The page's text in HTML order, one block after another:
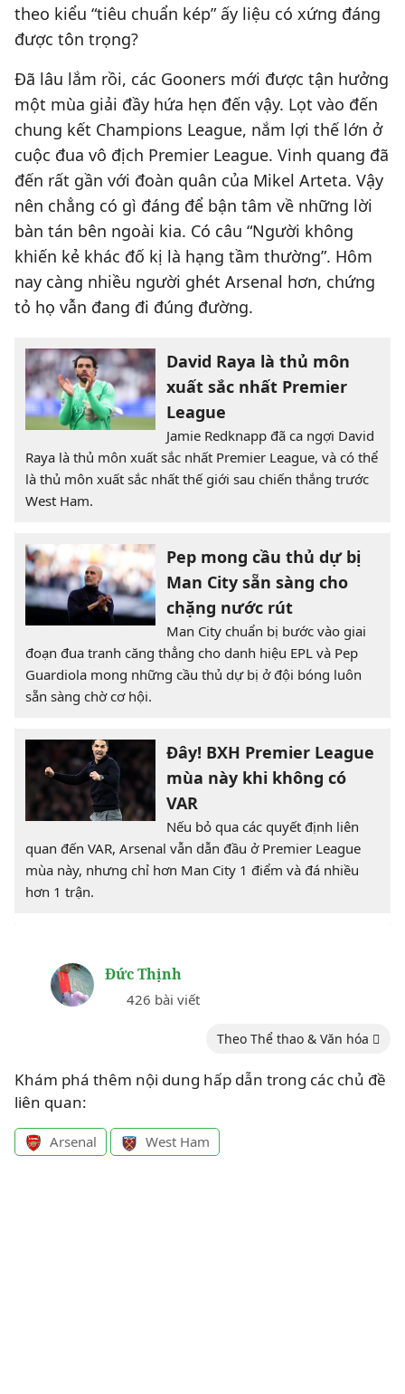
theo kiểu “tiêu chuẩn kép” ấy liệu có xứng đáng
được tôn trọng?
Đã lâu lắm rồi, các Gooners mới được tận hưởng
một mùa giải đầy hứa hẹn đến vậy. Lọt vào đến
chung kết Champions League, nắm lợi thế lớn ở
cuộc đua vô địch Premier League. Vinh quang đã
đến rất gần với đoàn quân của Mikel Arteta. Vậy
nên chẳng có gì đáng để bận tâm về những lời
bàn tán bên ngoài kia. Có câu “Người không
khiến kẻ khác đố kị là hạng tầm thường”. Hôm
nay càng nhiều người ghét Arsenal hơn, chứng
tỏ họ vẫn đang đi đúng đường.
David Raya là thủ môn
xuất sắc nhất Premier
League
Jamie Redknapp đã ca ngợi David
Raya là thủ môn xuất sắc nhất Premier League, và có thể
là thủ môn xuất sắc nhất thế giới sau chiến thắng trước
West Ham.
Pep mong cầu thủ dự bị
Man City sẵn sàng cho
chặng nước rút
Man City chuẩn bị bước vào giai
đoạn đua tranh căng thẳng cho danh hiệu EPL và Pep
Guardiola mong những cầu thủ dự bị ở đội bóng luôn
sẵn sàng chờ cơ hội.
Đây! BXH Premier League
mùa này khi không có
VAR
Nếu bỏ qua các quyết định liên
quan đến VAR, Arsenal vẫn dẫn đầu ở Premier League
mùa này, nhưng chỉ hơn Man City 1 điểm và đá nhiều
hơn 1 trận.
Đức Thịnh
426 bài viết
Theo Thể thao & Văn hóa
Khám phá thêm nội dung hấp dẫn trong các chủ đề
liên quan:
Arsenal West Ham